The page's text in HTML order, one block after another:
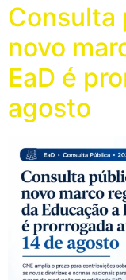
Consulta
novo
EaD é
agosto